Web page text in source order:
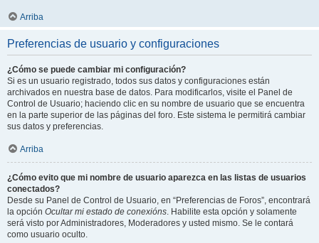
Arriba
Preferencias de usuario y configuraciones
¿Cómo se puede cambiar mi configuración?
Si es un usuario registrado, todos sus datos y configuraciones están
archivados en nuestra base de datos. Para modificarlos, visite el Panel de
Control de Usuario; haciendo clic en su nombre de usuario que se encuentra
en la parte superior de las páginas del foro. Este sistema le permitirá cambiar
sus datos y preferencias.
Arriba
¿Cómo evito que mi nombre de usuario aparezca en las listas de usuarios
conectados?
Desde su Panel de Control de Usuario, en “Preferencias de Foros”, encontrará
la opción Ocultar mi estado de conexións. Habilite esta opción y solamente
será visto por Administradores, Moderadores y usted mismo. Se le contará
como usuario oculto.